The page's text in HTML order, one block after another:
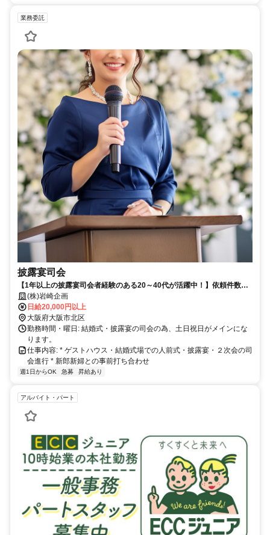
業務委託
披露宴司会
【1年以上の披露宴司会者経験のある20～40代が活躍中！】依頼件数は
年間4,000件以上！がっつり仕事を入れたい方や隙間時間で仕事をされ
たい方、多様なニーズに対応可能なので、ご自身のペースで仕事が出来
ます！
(株)岩崎企画
日給20,000円以上
大阪府大阪市北区
勤務時間・曜日: 結婚式・披露宴の司会の為、土日祝日がメインにな
ります。
仕事内容: * ゲストハウス・結婚式場での人前式・披露宴・２次会の司
会進行 * 新郎新婦との事前打ち合わせ
週1日からOK 急募 昇給あり
アルバイト・パート